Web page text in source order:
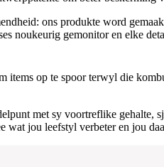
ons produkte word
noukeurig gemonitor en elke
items op te spoor terwyl die
met sy voortreflike
jou leefstyl verbeter en jou